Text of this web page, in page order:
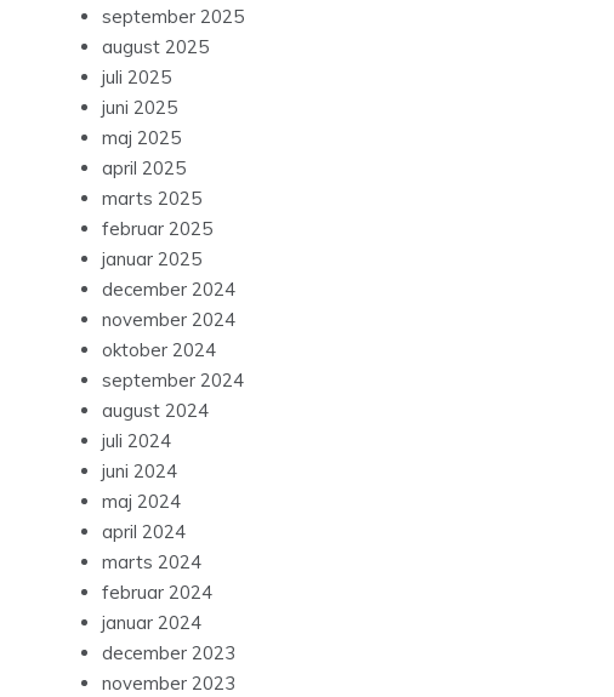
september 2025
august 2025
juli 2025
juni 2025
maj 2025
april 2025
marts 2025
februar 2025
januar 2025
december 2024
november 2024
oktober 2024
september 2024
august 2024
juli 2024
juni 2024
maj 2024
april 2024
marts 2024
februar 2024
januar 2024
december 2023
november 2023